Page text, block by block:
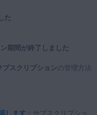
Enterprise / Education -
- 32 / 64 ビット
- 32 / 64 ビット
た
期間が終了しました
スクリプションの管理方法
します：サブスクリプショ